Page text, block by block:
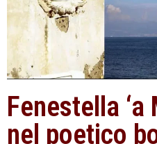
Fenestella
nel poetico